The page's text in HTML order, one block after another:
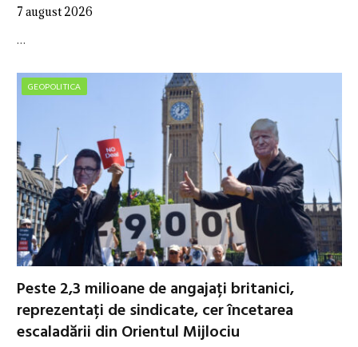
7 august 2026
…
GEOPOLITICA
Peste 2,3 milioane de angajați britanici,
reprezentați de sindicate, cer încetarea
escaladării din Orientul Mijlociu